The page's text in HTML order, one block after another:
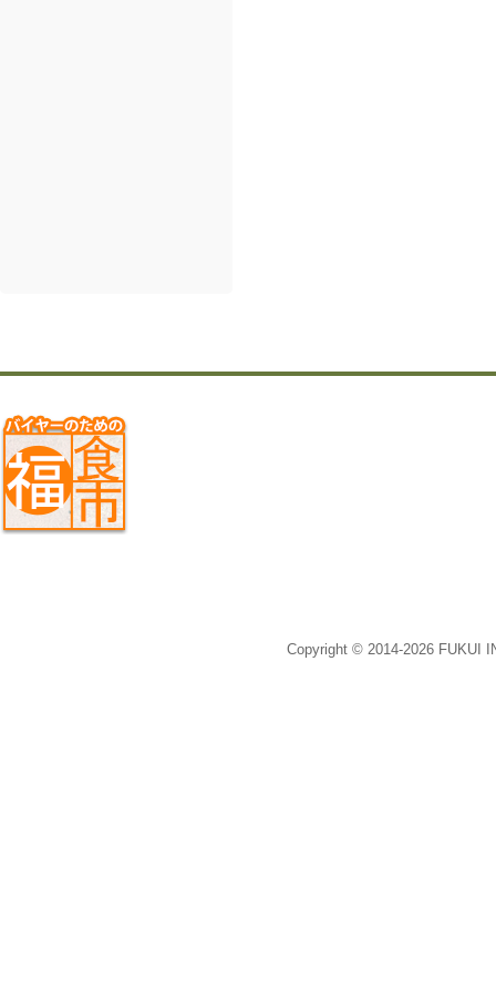
Copyright © 2014-2026 FUKUI